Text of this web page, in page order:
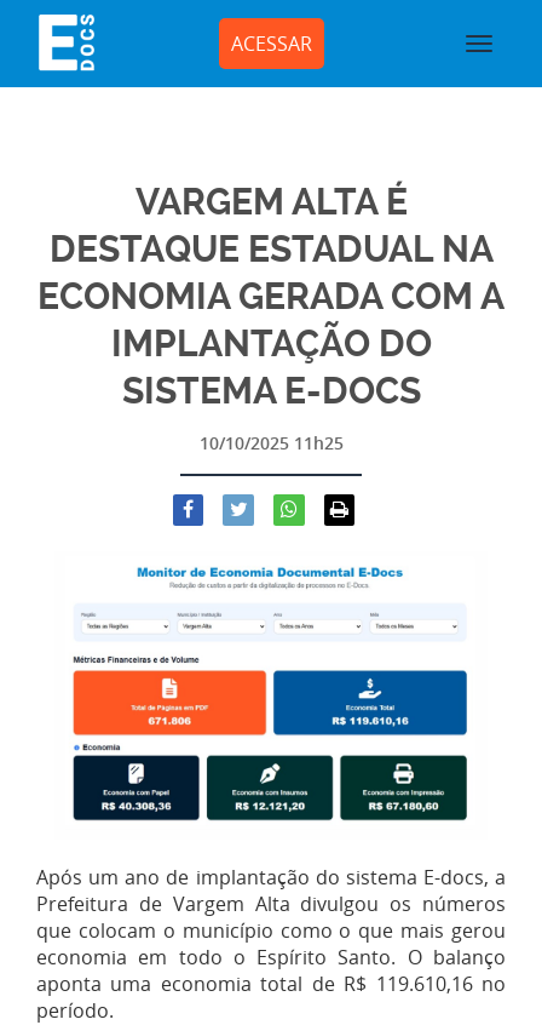
ACESSAR
VARGEM ALTA É
DESTAQUE ESTADUAL NA
ECONOMIA GERADA COM A
IMPLANTAÇÃO DO
SISTEMA E-DOCS
10/10/2025 11h25
Após um ano de implantação do sistema E-docs, a
Prefeitura de Vargem Alta divulgou os números
que colocam o município como o que mais gerou
economia em todo o Espírito Santo. O balanço
aponta uma economia total de R$ 119.610,16 no
período.